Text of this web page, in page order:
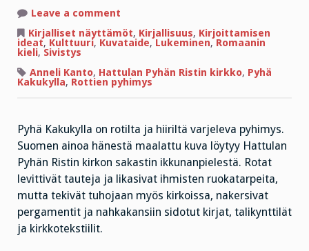
Leave a comment
Kanto
ja
Rottien
Kirjalliset näyttämöt, Kirjallisuus, Kirjoittamisen
ideat, Kulttuuri, Kuvataide, Lukeminen, Romaanin
kieli, Sivistys
Anneli Kanto, Hattulan Pyhän Ristin kirkko, Pyhä
Kakukylla, Rottien pyhimys
Pyhä Kakukylla on rotilta ja hiiriltä varjeleva pyhimys.
Suomen ainoa hänestä maalattu kuva löytyy Hattulan
Pyhän Ristin kirkon sakastin ikkunanpielestä. Rotat
levittivät tauteja ja likasivat ihmisten ruokatarpeita,
mutta tekivät tuhojaan myös kirkoissa, nakersivat
pergamentit ja nahkakansiin sidotut kirjat, talikynttilät
ja kirkkotekstiilit.